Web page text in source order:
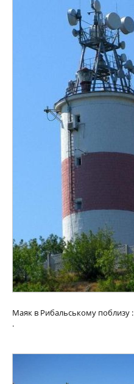
Маяк в Рибальському поблизу :
.